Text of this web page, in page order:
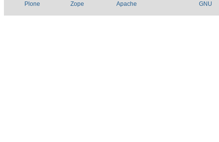
Plone Zope Apache GNU